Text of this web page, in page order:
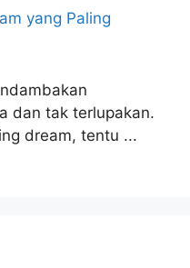
yang Paling
dan tak terlupakan.
dream, tentu ...